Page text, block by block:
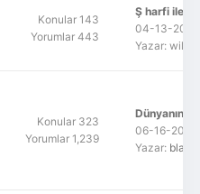
Konular 143
Yorumlar 443
Ş harfi ile
04-13-
Yazar:
Konular 323
Yorumlar 1,239
Dünyanın
06-16-2011,
Yazar: